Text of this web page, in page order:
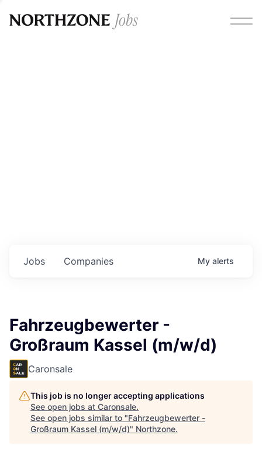
Jobs Companies My alerts
Fahrzeugbewerter -
Großraum Kassel (m/w/d)
Caronsale
This job is no longer accepting applications
See open jobs at Caronsale.
See open jobs similar to "Fahrzeugbewerter -
Großraum Kassel (m/w/d)" Northzone.